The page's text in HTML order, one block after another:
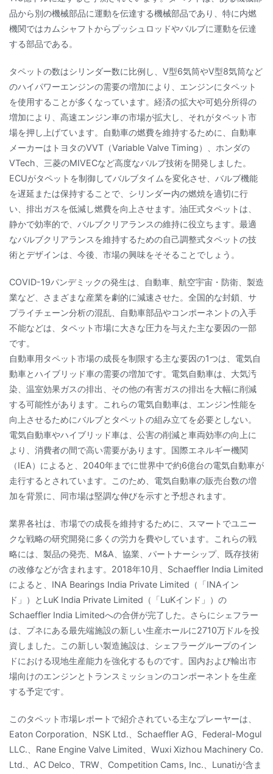
品から別の機械部品に運動を伝達する機械部品であり、特に内燃
機関ではカムシャフトからプッシュロッドやバルブに運動を伝達
する部品である。
タペットの数はシリンダー数に比例し、V型6気筒やV型8気筒など
のハイパワーエンジンの需要の増加により、エンジンにタペット
を使用することが多くなっています。経済の拡大や可処分所得の
増加により、高速エンジン車の市場が拡大し、それがタペット市
場を押し上げています。自動車の燃費を維持するために、自動車
メーカーはトヨタのVVT（Variable Valve Timing）、ホンダの
VTech、三菱のMIVECなど高度なバルブ技術を開発しました。
ECUがタペットを制御してバルブタイムを変化させ、バルブ機能
を遅延または保持することで、シリンダー内の燃焼を適切に行
い、排出ガスを低減し燃費を向上させます。油圧式タペットは、
静かで効率的で、バルブクリアランスの維持に役立ちます。最適
なバルブクリアランスを維持するための自己調整式タペットの技
術とデザインは、今後、市場の興味をそそることでしょう。
COVID-19パンデミックの発生は、自動車、航空宇宙・防衛、製造
業など、さまざまな産業を劇的に減速させた。全国的な封鎖、サ
プライチェーン分析の混乱、自動車部品やコンポーネントの入手
不能などは、タペット市場に大きな圧力を与えた主な要因の一部
です。
自動車用タペット市場の成長を制限する主な要因の1つは、電気自
動車とハイブリッド車の需要の増加です。電気自動車は、大気汚
染、温室効果ガスの排出、その他の有害ガスの排出を大幅に削減
する可能性があります。これらの電気自動車は、エンジン性能を
向上させるためにバルブとタペットの組み立てを必要としない。
電気自動車やハイブリッド車は、公害の削減と車両効率の向上に
より、消費者の間で高い需要があります。国際エネルギー機関
（IEA）によると、2040年までに世界中で約6億台の電気自動車が
走行するとされています。このため、電気自動車の販売台数の増
加を背景に、同市場は堅調な伸びを示すと予想されます。
業界各社は、市場での成長を維持するために、スマートでユニー
クな戦略の研究開発に多くの労力を費やしています。これらの戦
略には、製品の発売、M&A、協業、パートナーシップ、既存技術
の改修などが含まれます。2018年10月、Schaeffler India Limited
によると、INA Bearings India Private Limited（「INAイン
ド」）とLuK India Private Limited（「LuKインド」）の
Schaeffler India Limitedへの合併が完了した。さらにシェフラー
は、プネにある最先端施設の新しい生産ホールに2710万ドルを投
資しました。この新しい製造施設は、シェフラーグループのイン
ドにおける現地生産能力を強化するものです。国内および輸出市
場向けのエンジンとトランスミッションのコンポーネントを生産
する予定です。
このタペット市場レポートで紹介されている主なプレーヤーは、
Eaton Corporation、NSK Ltd.、Schaeffler AG、Federal-Mogul
LLC.、Rane Engine Valve Limited、Wuxi Xizhou Machinery Co.
Ltd.、AC Delco、TRW、Competition Cams, Inc.、Lunatiが含ま